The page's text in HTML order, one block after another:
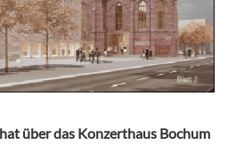
über das Konzerthaus Bochum